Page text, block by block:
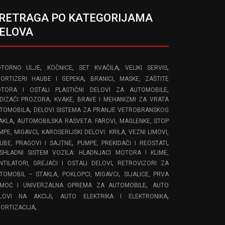
PO KATEGORIJAMA
ULJE, KOČNICE,SET KVAČILA,VELIKI SERVIS,
HAUBE I GEPEKA,
BRANICI, MASKE, ZAŠTITE
I OSTALI PLASTIČNI DELOVI ZA AUTOMOBILE,
PROZORA, KVAKE, BRAVE I MEHANIZMI ZA VRATA
, DELOVI SISTEMA ZA PRANJE VETROBRANSKOG
,AUTOMOBILSKA RASVETA: FAROVI, MAGLENKE, STOP
MIGAVCI, KAROSERIJSKI DELOVI: KRILA, VEZNI LIMOVI,
PRAGOVI I SAJTNE, PUMPE, PREKIDAČI I REOSTATI,
SISTEM VOZILA: HLADNJACI MOTORA I KLIME,
GREJAČI I OSTALI DELOVI,
RETROVIZORI ZA
– STAKLA, POKLOPCI, MIGAVCI,
SIJALICE, PRVA
I UNIVERZALNA OPREMA ZA AUTOMOBILE,
AUTO
NA AKCIJI,AUTO ELEKTRIKA I ELEKTRONIKA,
,